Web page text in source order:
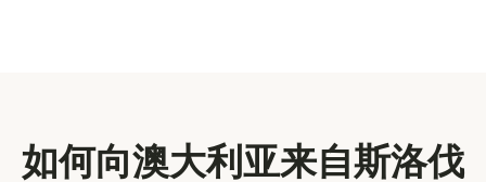
如何向澳大利亚来自斯洛伐